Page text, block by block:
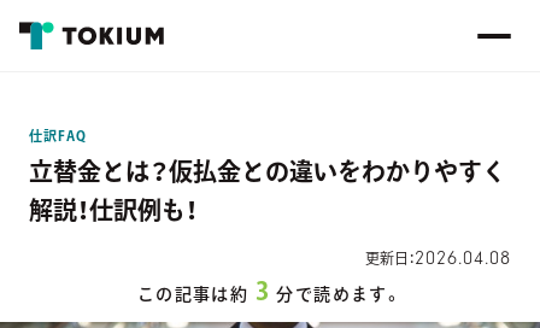
仕訳FAQ
立替金とは？仮払金との違いをわかりやすく
解説！仕訳例も！
更新日：2026.04.08
この記事は約 3分で読めます。